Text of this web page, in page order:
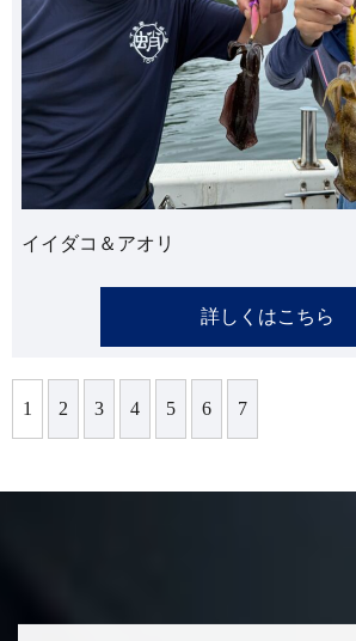
イイダコ＆アオリ
詳しくはこちら
1 2 3 4 5 6 7